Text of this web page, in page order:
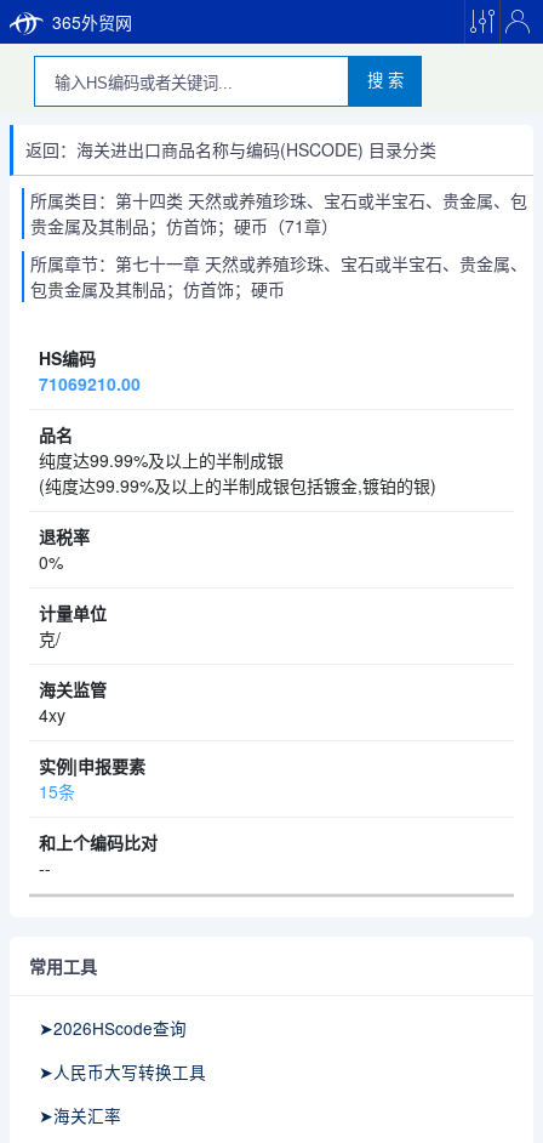
365外贸网
搜 索
返回：海关进出口商品名称与编码(HSCODE) 目录分类
所属类目：第十四类 天然或养殖珍珠、宝石或半宝石、贵金属、包
贵金属及其制品；仿首饰；硬币（71章）
所属章节：第七十一章 天然或养殖珍珠、宝石或半宝石、贵金属、
包贵金属及其制品；仿首饰；硬币
71069210.00
纯度达99.99%及以上的半制成银
(纯度达99.99%及以上的半制成银包括镀金,镀铂的银)
0%
克/
4xy
15条
--
常用工具
➤2026HScode查询
➤人民币大写转换工具
➤海关汇率